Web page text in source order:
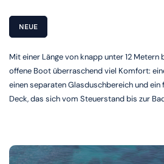
NEUE
Mit einer Länge von knapp unter 12
offene Boot überraschend viel Komfort:
einen separaten Glasduschbereich und
Deck, das sich vom Steuerstand bis zur